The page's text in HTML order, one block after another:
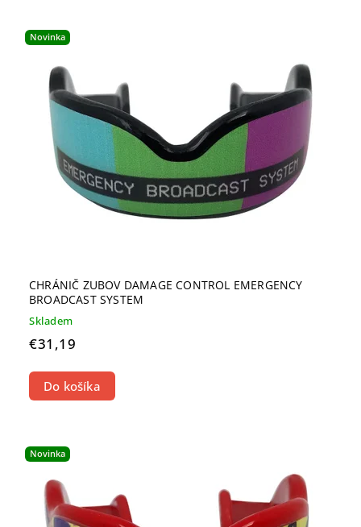
Novinka
CHRÁNIČ ZUBOV DAMAGE CONTROL EMERGENCY
BROADCAST SYSTEM
Skladem
€31,19
Do košíka
Novinka